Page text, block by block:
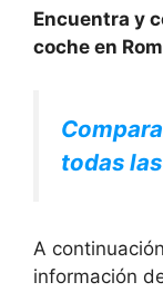
Encuentra y
coche en
todas
A
información